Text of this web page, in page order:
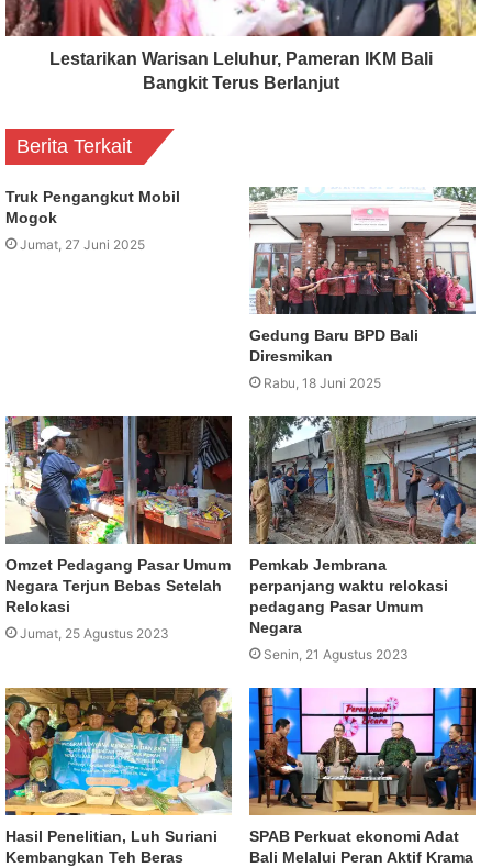
Lestarikan Warisan Leluhur, Pameran IKM Bali
Bangkit Terus Berlanjut
Berita Terkait
Truk Pengangkut Mobil
Mogok
Jumat, 27 Juni 2025
Gedung Baru BPD Bali
Diresmikan
Rabu, 18 Juni 2025
Omzet Pedagang Pasar Umum
Negara Terjun Bebas Setelah
Relokasi
Jumat, 25 Agustus 2023
Pemkab Jembrana
perpanjang waktu relokasi
pedagang Pasar Umum
Negara
Senin, 21 Agustus 2023
Hasil Penelitian, Luh Suriani
Kembangkan Teh Beras
SPAB Perkuat ekonomi Adat
Bali Melalui Peran Aktif Krama